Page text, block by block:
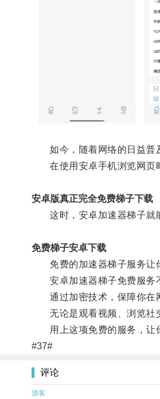
如今，随着网络的日益普
在使用安卓手机浏览网页
安卓版真正完全免费梯子下载
这时，安卓加速器梯子就
免费梯子安卓下载
免费的加速器梯子服务让你
安卓加速器梯子免费服务不
通过加密技术，保障你在网
无论是观看视频、浏览社交
用上这项免费的服务，让你
#37#
评论
游客